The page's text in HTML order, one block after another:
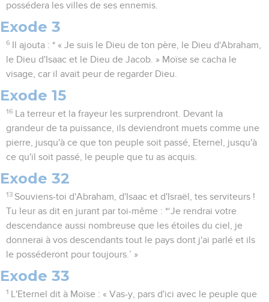
possédera les villes de ses ennemis.
Exode 3
6
Il ajouta : * « Je suis le Dieu de ton père, le Dieu d'Abraham,
le Dieu d'Isaac et le Dieu de Jacob. » Moïse se cacha le
visage, car il avait peur de regarder Dieu.
Exode 15
16
La terreur et la frayeur les surprendront. Devant la
grandeur de ta puissance, ils deviendront muets comme une
pierre, jusqu'à ce que ton peuple soit passé, Eternel, jusqu'à
ce qu'il soit passé, le peuple que tu as acquis.
Exode 32
13 Souviens-toi d'Abraham, d'Isaac et d'Israël, tes serviteurs !
Tu leur as dit en jurant par toi-même : *‘Je rendrai votre
descendance aussi nombreuse que les étoiles du ciel, je
donnerai à vos descendants tout le pays dont j'ai parlé et ils
le posséderont pour toujours.’ »
Exode 33
1
L'Eternel dit à Moïse : « Vas-y, pars d'ici avec le peuple que